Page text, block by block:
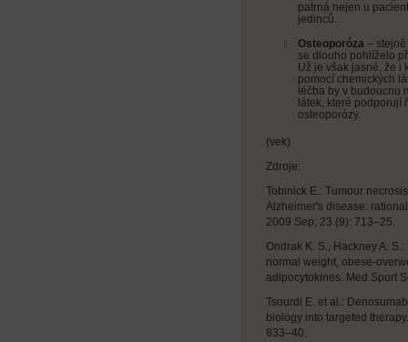
patrná nejen u
jedinců.
Osteoporóza –
se dlouho pohlíželo
Už je však jasné, že i
pomocí chemických
léčba by v budoucnu
látek, které podporují
osteoporózy.
(vek)
Zdroje:
Tobinick E.: Tumour
Alzheimer's disease:
2009 Sep; 23 (9): 713–25.
Ondrak K. S., Hackney A.
normal weight, obese-
adipocytokines. Med Sport
Tsourdi E. et al.:
biology into targeted
833–40.